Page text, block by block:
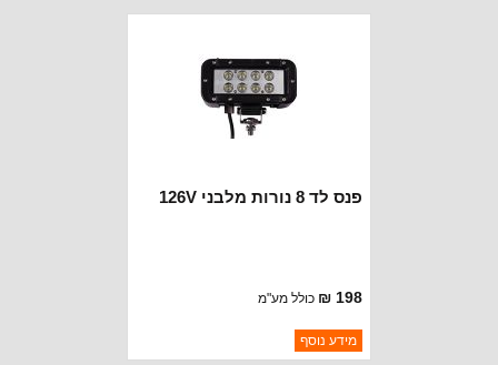
פנס לד 8 נורות מלבני 126V
198 ₪ כולל מע"מ
ברקוד: BJ125
יצרן:DEPO
מידע נוסף